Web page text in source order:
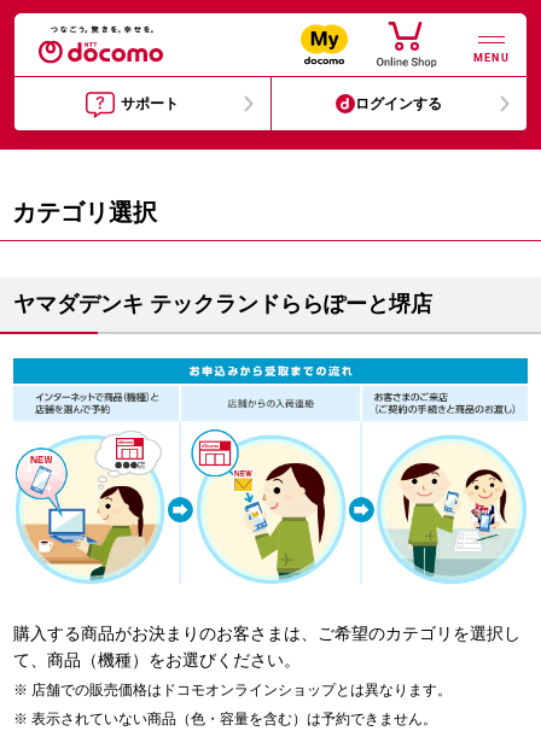
MENU
サポート ログインする
カテゴリ選択
ヤマダデンキ テックランドららぽーと堺店
購入する商品がお決まりのお客さまは、ご希望のカテゴリを選択し
て、商品（機種）をお選びください。
店舗での販売価格はドコモオンラインショップとは異なります。
表示されていない商品（色・容量を含む）は予約できません。